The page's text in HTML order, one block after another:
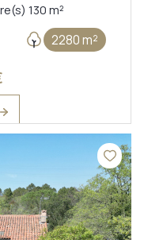
Villa 5 pièce(s) 4 chambre(s) 130 m²
2280 m²